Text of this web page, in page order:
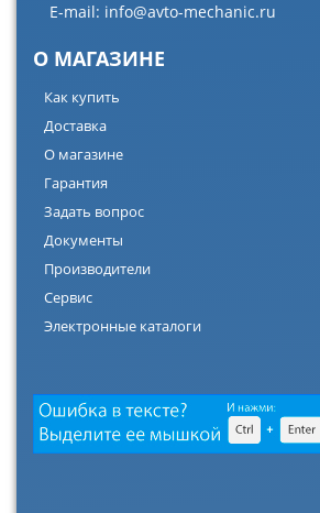
E-mail: info@avto-mechanic.ru
О МАГАЗИНЕ
Как купить
Доставка
О магазине
Гарантия
Задать вопрос
Документы
Производители
Сервис
Электронные каталоги